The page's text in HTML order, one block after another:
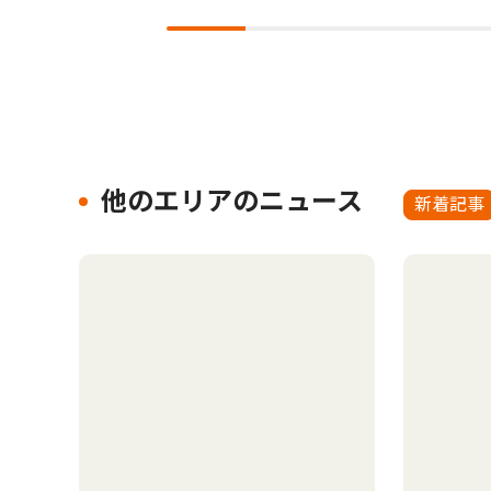
他のエリアのニュース 新着記事